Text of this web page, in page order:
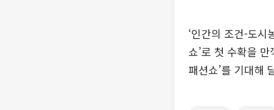
‘인간의 조건-도시
쇼’로 첫 수확을
패션쇼’를 기대해